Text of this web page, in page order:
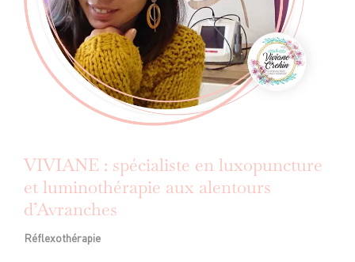
VIVIANE : spécialiste en luxopuncture
et luminothérapie aux alentours
d’Avranches
Réflexothérapie